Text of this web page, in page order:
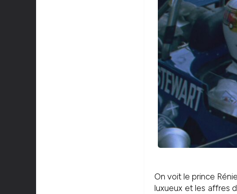
On voit le prince
luxueux et les affres